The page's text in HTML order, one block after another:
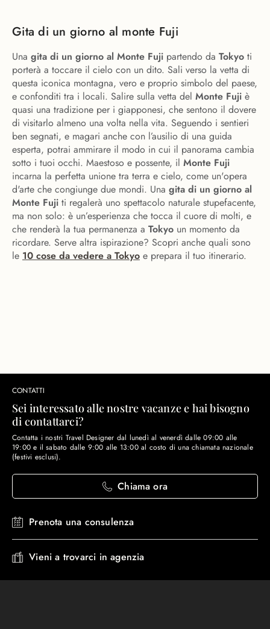
Gita di un giorno al monte Fuji
Una gita di un giorno al Monte Fuji partendo da Tokyo ti
porterà a toccare il cielo con un dito. Sali verso la vetta di
questa iconica montagna, vero e proprio simbolo del paese,
e confonditi tra i locali. Salire sulla vetta del Monte Fuji è
quasi una tradizione per i giapponesi, che sentono il dovere
di visitarlo almeno una volta nella vita. Seguendo i sentieri
ben segnati, e magari anche con l’ausilio di una guida
esperta, potrai ammirare il modo in cui il panorama cambia
sotto i tuoi occhi. Maestoso e possente, il Monte Fuji
incarna la perfetta unione tra terra e cielo, come un'opera
d'arte che congiunge due mondi. Una gita di un giorno al
Monte Fuji ti regalerà uno spettacolo naturale stupefacente,
ma non solo: è un’esperienza che tocca il cuore di molti, e
che renderà la tua permanenza a Tokyo un momento da
ricordare. Serve altra ispirazione? Scopri anche quali sono
le 10 cose da vedere a Tokyo e prepara il tuo itinerario.
CONTATTI
Sei interessato alle nostre vacanze e hai bisogno
di contattarci?
Contatta i nostri Travel Designer dal lunedì al venerdì dalle 09:00 alle
19:00 e il sabato dalle 9:00 alle 13:00 al costo di una chiamata nazionale
(festivi esclusi).
Chiama ora
Prenota una consulenza
Vieni a trovarci in agenzia